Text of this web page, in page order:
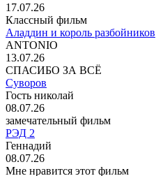
17.07.26
Классный фильм
Аладдин и король разбойников
ANTONIO
13.07.26
СПАСИБО ЗА ВСЁ
Суворов
Гость николай
08.07.26
замечательный фильм
РЭД 2
Геннадий
08.07.26
Мне нравится этот фильм